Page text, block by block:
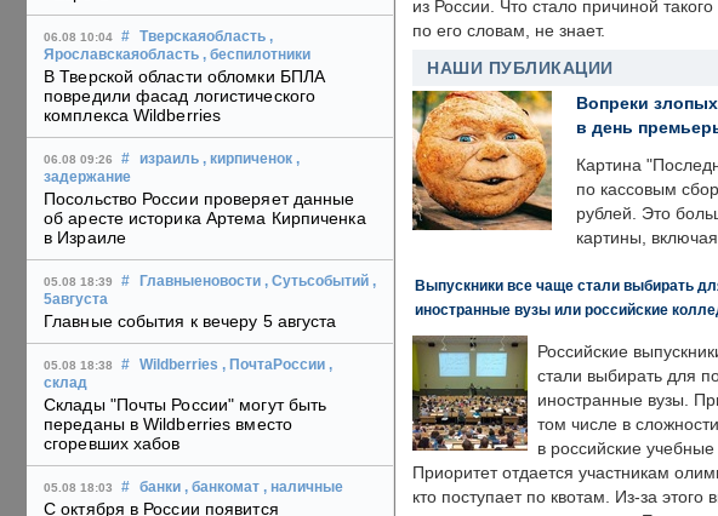
06.08 10:04 # Тверскаяобласть ,
Ярославскаяобласть , беспилотники
В Тверской области обломки БПЛА
повредили фасад логистического
комплекса Wildberries
06.08 09:26 # израиль , кирпиченок ,
задержание
Посольство России проверяет данные
об аресте историка Артема Кирпиченка
в Израиле
05.08 18:39 # Главныеновости , Сутьсобытий ,
5августа
Главные события к вечеру 5 августа
05.08 18:38 # Wildberries , ПочтаРоссии ,
склад
Склады "Почты России" могут быть
переданы в Wildberries вместо
сгоревших хабов
05.08 18:03 # банки , банкомат , наличные
С октября в России появится
из России. Что стало причиной
по его словам, не знает.
НАШИ ПУБЛИКАЦИИ
Вопреки
в день
Картина
по кассовым
рублей. Это
картины,
Выпускники все чаще стали выбирать
иностранные вузы или российские
Российские
стали выбирать для
иностранные вузы.
том числе в
в российские
Приоритет отдается участникам
кто поступает по квотам. Из-за этого